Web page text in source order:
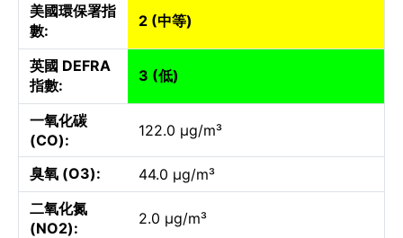
美國環保署指
數:
2 (中等)
英國 DEFRA
指數:
3 (低)
一氧化碳
(CO):
122.0 µg/m³
臭氧 (O3):
44.0 µg/m³
二氧化氮
(NO2):
2.0 µg/m³